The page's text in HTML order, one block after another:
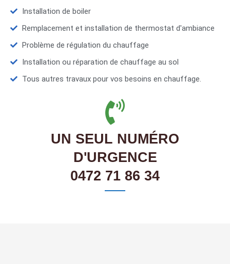
Installation de boiler
Remplacement et installation de thermostat d'ambiance
Problème de régulation du chauffage
Installation ou réparation de chauffage au sol
Tous autres travaux pour vos besoins en chauffage.
UN SEUL NUMÉRO
D'URGENCE
0472 71 86 34